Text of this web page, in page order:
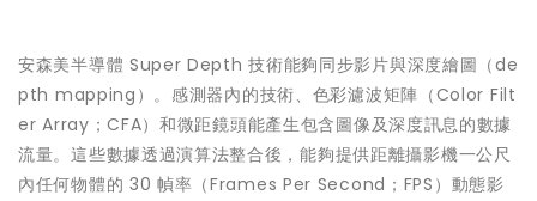
安森美半導體 Super Depth 技術能夠同步影片與深度繪圖（de
pth mapping）。感測器內的技術、色彩濾波矩陣（Color Filt
er Array；CFA）和微距鏡頭能產生包含圖像及深度訊息的數據
流量。這些數據透過演算法整合後，能夠提供距離攝影機一公尺
內任何物體的 30 幀率（Frames Per Second；FPS）動態影